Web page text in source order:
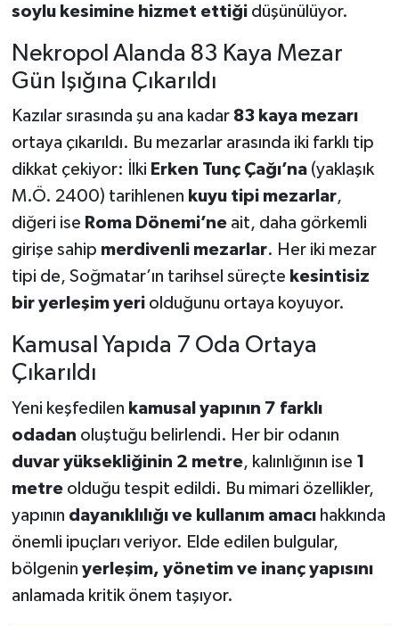
soylu kesimine hizmet ettiğidüşünülüyor.
Nekropol Alanda 83 Kaya Mezar
Gün Işığına Çıkarıldı
Kazılar sırasında şu ana kadar 83 kaya mezarı
ortaya çıkarıldı. Bu mezarlar arasında iki farklı tip
dikkat çekiyor: İlki Erken Tunç Çağı’na(yaklaşık
M.Ö. 2400) tarihlenen kuyu tipi mezarlar,
diğeri ise Roma Dönemi’neait, daha görkemli
girişe sahip merdivenli mezarlar. Her iki mezar
tipi de, Soğmatar’ın tarihsel süreçte kesintisiz
bir yerleşim yeriolduğunu ortaya koyuyor.
Kamusal Yapıda 7 Oda Ortaya
Çıkarıldı
Yeni keşfedilen kamusal yapının 7 farklı
odadan oluştuğu belirlendi. Her bir odanın
duvar yüksekliğinin 2 metre, kalınlığının ise 1
metreolduğu tespit edildi. Bu mimari özellikler,
yapının dayanıklılığı ve kullanım amacıhakkında
önemli ipuçları veriyor. Elde edilen bulgular,
bölgenin yerleşim, yönetim ve inanç yapısını
anlamada kritik önem taşıyor.